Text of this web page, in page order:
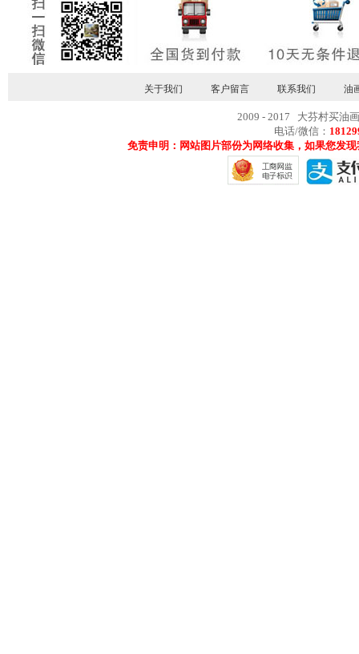
关于我们 客户留言 联系我们 油
2009 - 2017 大芬村买油
电话/微信：
免责申明：网站图片部份为网络收集，如果您发